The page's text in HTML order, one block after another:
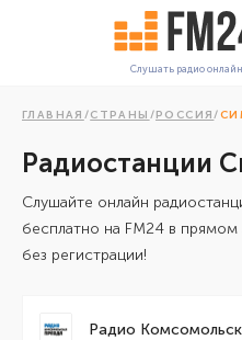
Слушать радио онлайн
ГЛАВНАЯ /СТРАНЫ /РОССИЯ/
Радиостанции
Cлушайте онлайн
бесплатно на FM24 в
без регистрации!
Радио